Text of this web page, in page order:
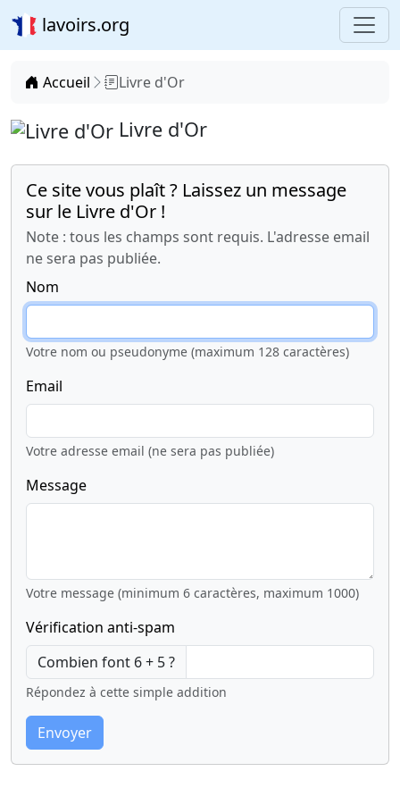
lavoirs.org
Accueil Livre d'Or
Livre d'Or
Ce site vous plaît ? Laissez un message
sur le Livre d'Or !
Note : tous les champs sont requis. L'adresse email
ne sera pas publiée.
Nom
Votre nom ou pseudonyme (maximum 128 caractères)
Email
Votre adresse email (ne sera pas publiée)
Message
Votre message (minimum 6 caractères, maximum 1000)
Vérification anti-spam
Combien font 6 + 5 ?
Répondez à cette simple addition
Envoyer